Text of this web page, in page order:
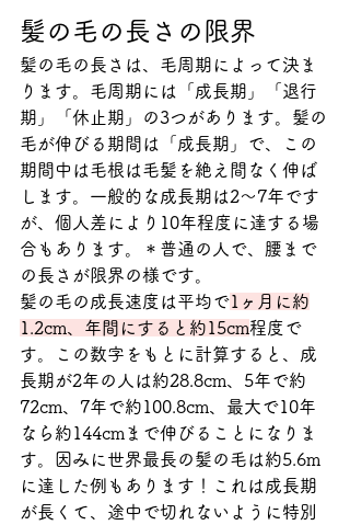
髪の毛の長さの限界
髪の毛の長さは、毛周期によって決ま
ります。毛周期には「成長期」「退行
期」「休止期」の3つがあります。髪の
毛が伸びる期間は「成長期」で、この
期間中は毛根は毛髪を絶え間なく伸ば
します。一般的な成長期は2〜7年です
が、個人差により10年程度に達する場
合もあります。＊普通の人で、腰まで
の長さが限界の様です。
髪の毛の成長速度は平均で1ヶ月に約
1.2cm、年間にすると約15cm程度で
す。この数字をもとに計算すると、成
長期が2年の人は約28.8cm、5年で約
72cm、7年で約100.8cm、最大で10年
なら約144cmまで伸びることになりま
す。因みに世界最長の髪の毛は約5.6m
に達した例もあります！これは成長期
が長くて、途中で切れないように特別